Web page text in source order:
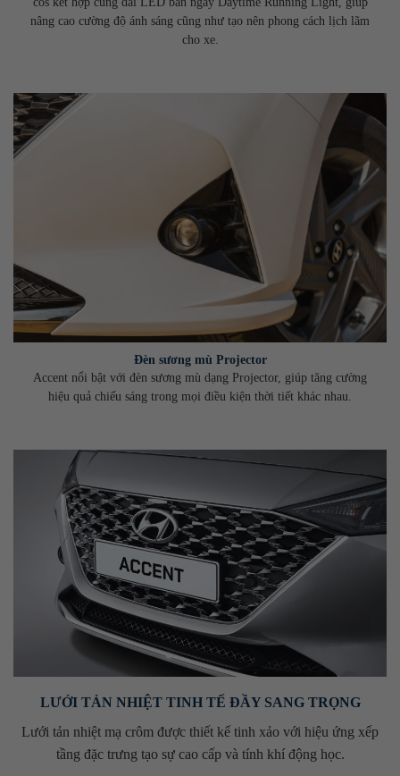
nâng cao cường độ ánh sáng cũng như tạo nên phong cách lịch lãm
cho xe.
Đèn sương mù Projector
Accent nổi bật với đèn sương mù dạng Projector, giúp tăng cường
hiệu quả chiếu sáng trong mọi điều kiện thời tiết khác nhau.
LƯỚI TẢN NHIỆT TINH TẾ ĐẦY SANG TRỌNG
Lưới tản nhiệt mạ crôm được thiết kế tinh xảo với hiệu ứng xếp
tầng đặc trưng tạo sự cao cấp và tính khí động học.